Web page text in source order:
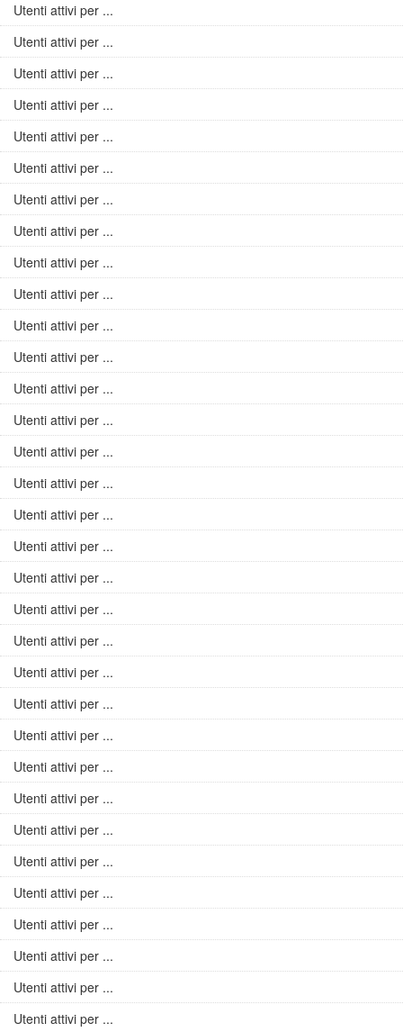
Utenti attivi per ...
Utenti attivi per ...
Utenti attivi per ...
Utenti attivi per ...
Utenti attivi per ...
Utenti attivi per ...
Utenti attivi per ...
Utenti attivi per ...
Utenti attivi per ...
Utenti attivi per ...
Utenti attivi per ...
Utenti attivi per ...
Utenti attivi per ...
Utenti attivi per ...
Utenti attivi per ...
Utenti attivi per ...
Utenti attivi per ...
Utenti attivi per ...
Utenti attivi per ...
Utenti attivi per ...
Utenti attivi per ...
Utenti attivi per ...
Utenti attivi per ...
Utenti attivi per ...
Utenti attivi per ...
Utenti attivi per ...
Utenti attivi per ...
Utenti attivi per ...
Utenti attivi per ...
Utenti attivi per ...
Utenti attivi per ...
Utenti attivi per ...
Utenti attivi per ...